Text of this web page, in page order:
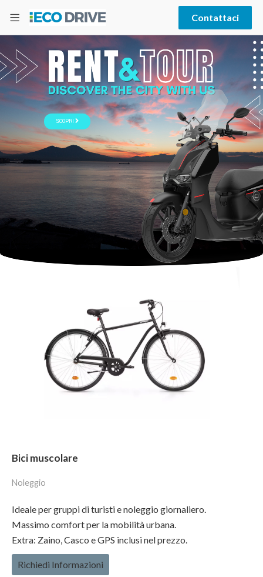
Contattaci
SCOPRI
Bici muscolare
Noleggio
Ideale per gruppi di turisti e noleggio giornaliero.
Massimo comfort per la mobilità urbana.
Extra: Zaino, Casco e GPS inclusi nel prezzo.
Richiedi Informazioni